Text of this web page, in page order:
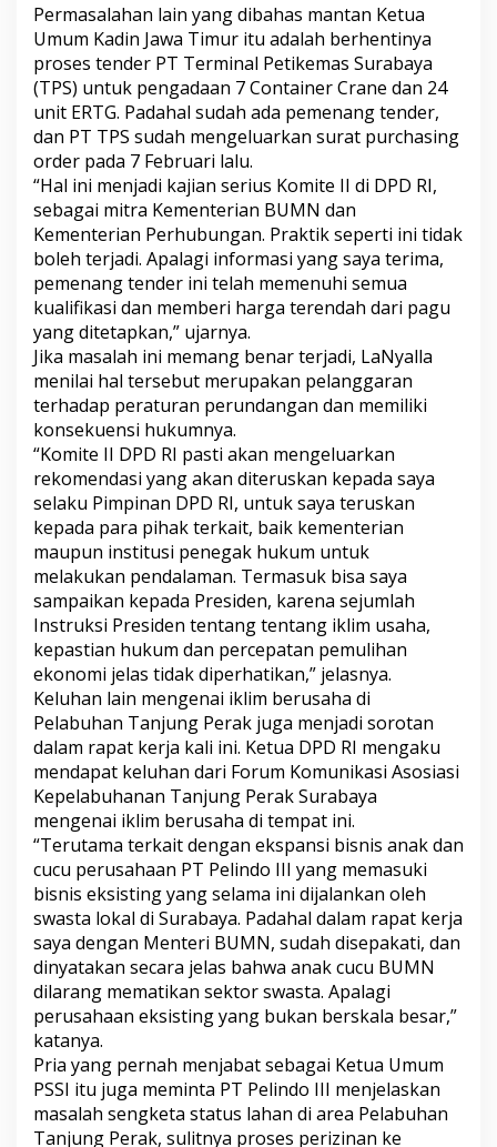
Permasalahan lain yang dibahas mantan Ketua
Umum Kadin Jawa Timur itu adalah berhentinya
proses tender PT Terminal Petikemas Surabaya
(TPS) untuk pengadaan 7 Container Crane dan 24
unit ERTG. Padahal sudah ada pemenang tender,
dan PT TPS sudah mengeluarkan surat purchasing
order pada 7 Februari lalu.
“Hal ini menjadi kajian serius Komite II di DPD RI,
sebagai mitra Kementerian BUMN dan
Kementerian Perhubungan. Praktik seperti ini tidak
boleh terjadi. Apalagi informasi yang saya terima,
pemenang tender ini telah memenuhi semua
kualifikasi dan memberi harga terendah dari pagu
yang ditetapkan,” ujarnya.
Jika masalah ini memang benar terjadi, LaNyalla
menilai hal tersebut merupakan pelanggaran
terhadap peraturan perundangan dan memiliki
konsekuensi hukumnya.
“Komite II DPD RI pasti akan mengeluarkan
rekomendasi yang akan diteruskan kepada saya
selaku Pimpinan DPD RI, untuk saya teruskan
kepada para pihak terkait, baik kementerian
maupun institusi penegak hukum untuk
melakukan pendalaman. Termasuk bisa saya
sampaikan kepada Presiden, karena sejumlah
Instruksi Presiden tentang tentang iklim usaha,
kepastian hukum dan percepatan pemulihan
ekonomi jelas tidak diperhatikan,” jelasnya.
Keluhan lain mengenai iklim berusaha di
Pelabuhan Tanjung Perak juga menjadi sorotan
dalam rapat kerja kali ini. Ketua DPD RI mengaku
mendapat keluhan dari Forum Komunikasi Asosiasi
Kepelabuhanan Tanjung Perak Surabaya
mengenai iklim berusaha di tempat ini.
“Terutama terkait dengan ekspansi bisnis anak dan
cucu perusahaan PT Pelindo III yang memasuki
bisnis eksisting yang selama ini dijalankan oleh
swasta lokal di Surabaya. Padahal dalam rapat kerja
saya dengan Menteri BUMN, sudah disepakati, dan
dinyatakan secara jelas bahwa anak cucu BUMN
dilarang mematikan sektor swasta. Apalagi
perusahaan eksisting yang bukan berskala besar,”
katanya.
Pria yang pernah menjabat sebagai Ketua Umum
PSSI itu juga meminta PT Pelindo III menjelaskan
masalah sengketa status lahan di area Pelabuhan
Tanjung Perak, sulitnya proses perizinan ke